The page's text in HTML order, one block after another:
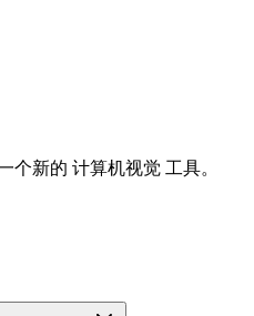
个新的 计算机视觉 工具。